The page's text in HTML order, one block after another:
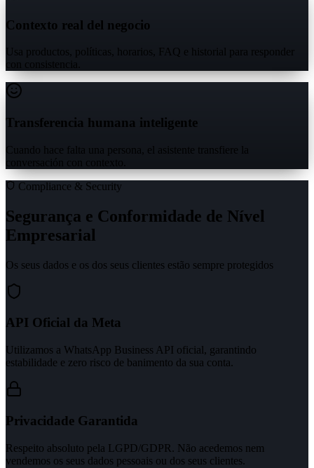
Contexto real del negocio
Usa productos, políticas, horarios, FAQ e historial para responder
con consistencia.
Transferencia humana inteligente
Cuando hace falta una persona, el asistente transfiere la
conversación con contexto.
Compliance & Security
Segurança e Conformidade de Nível
Empresarial
Os seus dados e os dos seus clientes estão sempre protegidos
API Oficial da Meta
Utilizamos a WhatsApp Business API oficial, garantindo
estabilidade e zero risco de banimento da sua conta.
Privacidade Garantida
Respeito absoluto pela LGPD/GDPR. Não acedemos nem
vendemos os seus dados pessoais ou dos seus clientes.